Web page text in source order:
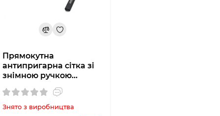
Прямокутна
антипригарна сітка зі
знімною ручкою
GrillPro 24876
Знято з виробництва